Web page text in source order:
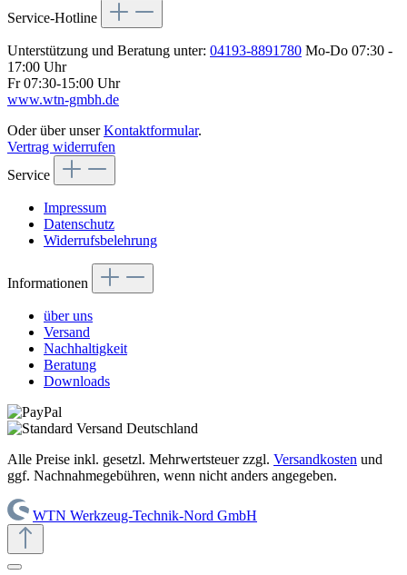
Service-Hotline
Unterstützung und Beratung unter: 04193-8891780 Mo-Do 07:30 -
17:00 Uhr
Fr 07:30-15:00 Uhr
www.wtn-gmbh.de
Oder über unserKontaktformular.
Vertrag widerrufen
Service
Impressum
Datenschutz
Widerrufsbelehrung
Informationen
über uns
Versand
Nachhaltigkeit
Beratung
Downloads
Alle Preise inkl. gesetzl. Mehrwertsteuer zzgl. Versandkosten und
ggf. Nachnahmegebühren, wenn nicht anders angegeben.
WTN Werkzeug-Technik-Nord GmbH